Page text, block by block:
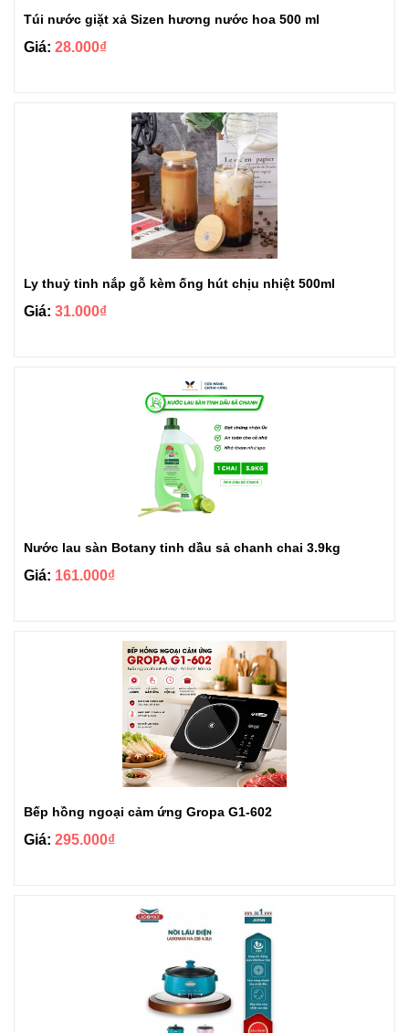
Túi nước giặt xả Sizen hương nước hoa 500 ml
Giá: 28.000₫
Ly thuỷ tinh nắp gỗ kèm ống hút chịu nhiệt 500ml
Giá: 31.000₫
Nước lau sàn Botany tinh dầu sả chanh chai 3.9kg
Giá: 161.000₫
Bếp hồng ngoại cảm ứng Gropa G1-602
Giá: 295.000₫